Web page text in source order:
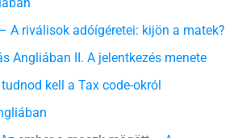
A riválisok adóígéretei: kijön a matek?
Angliában II. A jelentkezés menete
kell a Tax code-okról